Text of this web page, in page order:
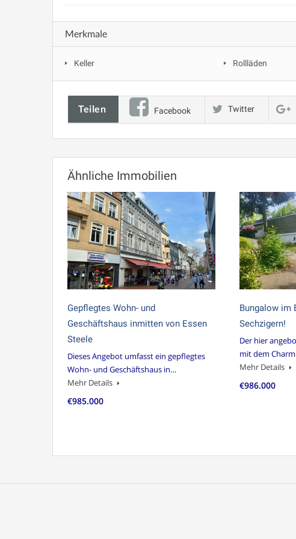
Merkmale
Keller Rollläden
Teilen Facebook Twitter
Ähnliche Immobilien
Gepflegtes Wohn- und
Geschäftshaus inmitten von Essen
Steele
Dieses Angebot umfasst ein gepflegtes
Wohn- und Geschäftshaus in…
Mehr Details
€985.000
Bungalow im
Sechzigern!
Der hier
mit dem
Mehr Details
€986.000